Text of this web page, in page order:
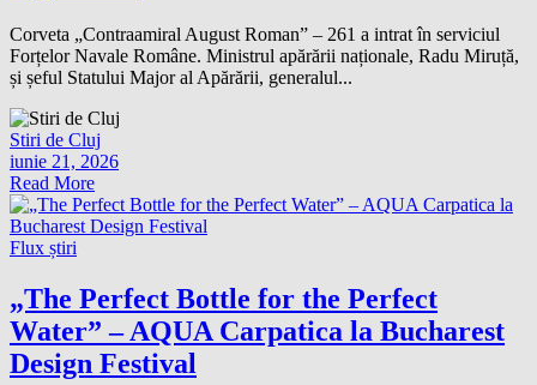
Corveta „Contraamiral August Roman” – 261 a intrat în serviciul
Forțelor Navale Române. Ministrul apărării naționale, Radu Miruță,
și șeful Statului Major al Apărării, generalul...
Stiri de Cluj
iunie 21, 2026
Read More
Flux știri
„The Perfect Bottle for the Perfect
Water” – AQUA Carpatica la Bucharest
Design Festival